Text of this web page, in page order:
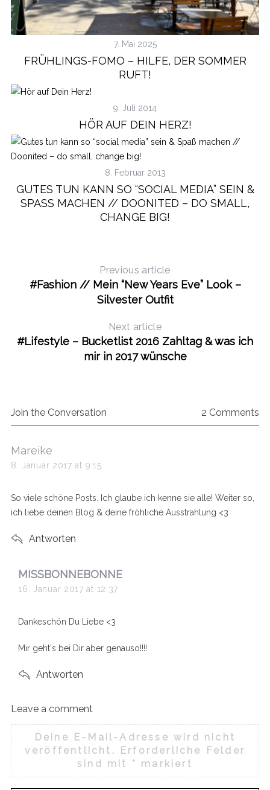
7. Mai 2025
FRÜHLINGS-FOMO – HILFE, DER SOMMER
RUFT!
9. Juli 2014
HÖR AUF DEIN HERZ!
8. Februar 2013
GUTES TUN KANN SO “SOCIAL MEDIA” SEIN &
SPASS MACHEN // DOONITED – DO SMALL, C
HANGE BIG!
Previous article
#Fashion // Mein “New Years Eve” Look –
Silvester Outfit
Next article
#Lifestyle – Bucketlist 2016 Zahltag & was ich
mir in 2017 wünsche
Join the Conversation 2 Comments
s
a
s
:
Mareike
8. Januar 2017 at 9:15
So viele schöne Posts. Ich glaube ich kenne sie alle! Weiter so,
ich liebe deinen Blog & deine fröhliche Ausstrahlung <3
Antworten
s
a
s
MISSBONNEBONNE
16. Januar 2017 at 12:37
Dankeschön Du Liebe <3
Mir geht's bei Dir aber genauso!!!!
Antworten
L
e
a
v
e
Leave a comment
Deine E-Mail-Adresse wird nicht
veröffentlicht.
Erforderliche Felder
sind mit * markiert